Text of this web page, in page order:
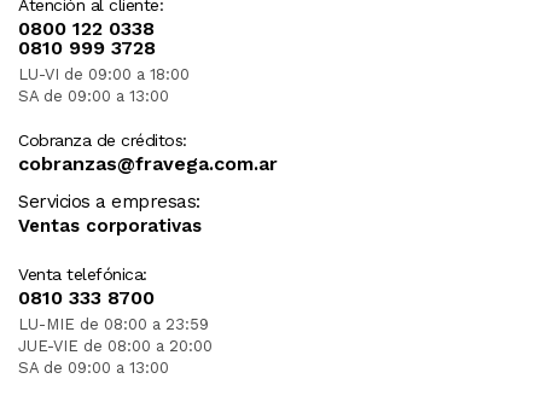
Atención al cliente:
0800 122 0338
0810 999 3728
LU-VI de 09:00 a 18:00
SA de 09:00 a 13:00
Cobranza de créditos:
cobranzas@fravega.com.ar
Servicios a empresas:
Ventas corporativas
Venta telefónica:
0810 333 8700
LU-MIE de 08:00 a 23:59
JUE-VIE de 08:00 a 20:00
SA de 09:00 a 13:00